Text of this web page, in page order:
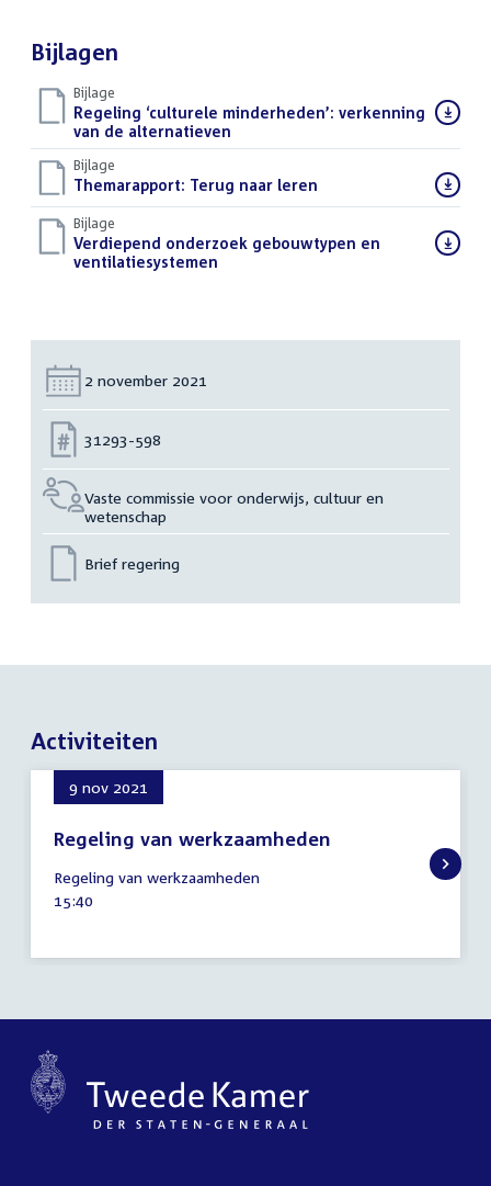
Bijlagen
Bijlage
Download
bestand:
Regeling ‘culturele minderheden’: verkenning
van de alternatieven
Bijlage
Download
bestand:
Themarapport: Terug naar leren
Bijlage
Download
bestand:
Verdiepend onderzoek gebouwtypen en
ventilatiesystemen
Datum:
2 november 2021
Nummer:
31293-598
Vaste commissie voor onderwijs, cultuur en
wetenschap
Brief regering
Activiteiten
9 nov 2021
Regeling van werkzaamheden
november
2021
Regeling van werkzaamheden
Tijd
15:40